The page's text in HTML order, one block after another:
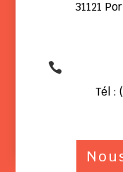
31121

Tél :